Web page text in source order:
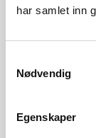
har samlet inn
Nødvendig
Egenskaper
002-35
Lovdata:
vernede